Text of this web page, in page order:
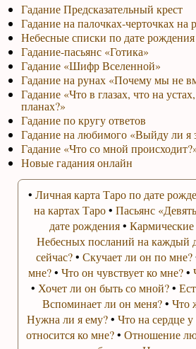
Гадание Предсказательный крест
Гадание на палочках-черточках на
Небесные списки по дате рождения
Гадание-пасьянс «Готика»
Гадание «Шифр Вселенной»
Гадание на рунах «Почему мы не
Гадание «Что в глазах, что на
планах?»
Гадание по кругу ответов
Гадание на любимого «Выйду ли я
Гадание «Что со мной
Новые гадания онлайн
• Личная карта Таро по дате
на картах Таро• Пасьянс
дате рождения•
Небесных посланий на каждый
сейчас?•Скучает ли он по мне?
мне?• Что он чувствует ко мне?•
• Хочет ли он быть со мной?•
Вспоминает ли он меня?•Что
Нужна ли я ему?• Что на сердце
относится ко мне?• Отношение